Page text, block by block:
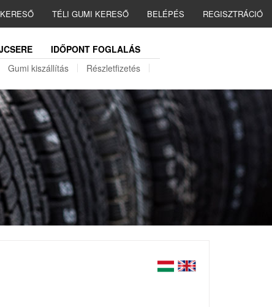
TÉLI GUMI KERESŐ BELÉPÉS REGISZTRÁCIÓ
IDŐPONT FOGLALÁS
Gumi kiszállítás Részletfizetés